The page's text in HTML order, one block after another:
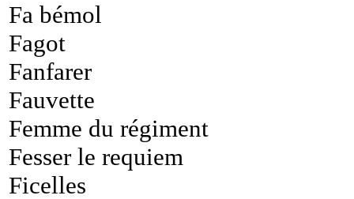
Fa bémol
Fagot
Fanfarer
Fauvette
Femme du régiment
Fesser le requiem
Ficelles